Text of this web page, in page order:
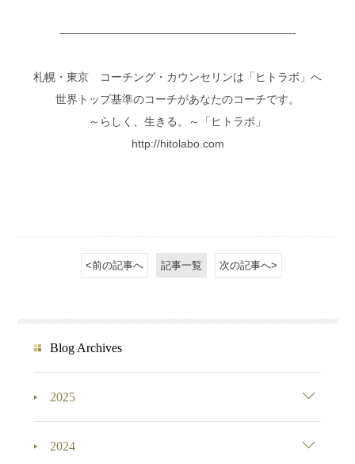
—————————————————————-
札幌・東京 コーチング・カウンセリンは「ヒトラボ」へ
世界トップ基準のコーチがあなたのコーチです。
～らしく、生きる。～「ヒトラボ」
http://hitolabo.com
<前の記事へ 記事一覧 次の記事へ>
Blog Archives
2025
2024